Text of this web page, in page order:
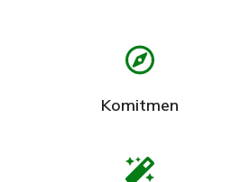
Komitmen